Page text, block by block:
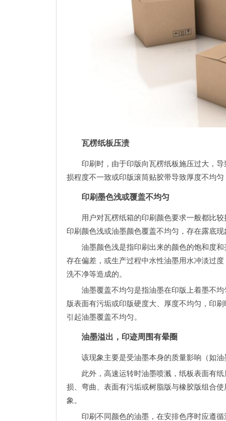
瓦楞纸板压溃
印刷时，由于印版向瓦楞纸板施压过大，
损程度不一致或印版滚筒贴胶带导致厚度不均匀
印刷墨色浅或覆盖不均匀
用户对瓦楞纸箱的印刷颜色要求一般都比
印刷颜色浅或油墨颜色覆盖不均匀，存在露底现
油墨颜色浅是指印刷出来的颜色的饱和度
存在偏差，或生产过程中水性油墨用水冲淡过
洗不净等造成的。
油墨覆盖不均匀是指油墨在印版上着墨不
版表面有污垢或印版硬度大、厚度不均匀，印
引起油墨覆盖不均匀。
油墨溢出，印迹周围有晕圈
该现象主要是受油墨本身的质量影响（如油
此外，高速运转时油墨喷溅，纸板表面有
损、弯曲、表面有污垢或树脂版与橡胶版组合
象。
印刷不同颜色的油墨，在安排色序时应遵